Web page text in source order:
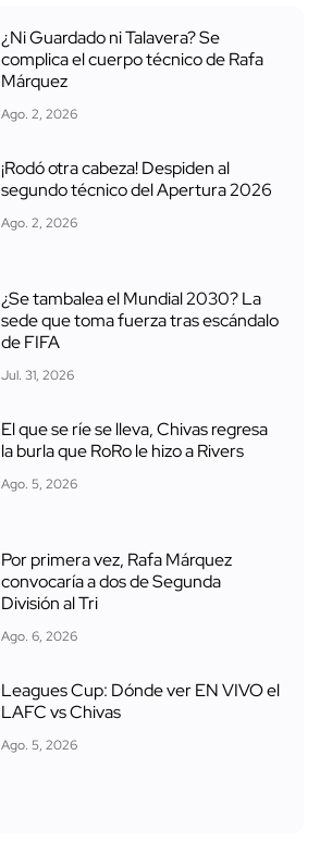
¿Ni Guardado ni Talavera? Se
complica el cuerpo técnico de Rafa
Márquez
Ago. 2, 2026
¡Rodó otra cabeza! Despiden al
segundo técnico del Apertura 2026
Ago. 2, 2026
¿Se tambalea el Mundial 2030? La
sede que toma fuerza tras escándalo
de FIFA
Jul. 31, 2026
El que se ríe se lleva, Chivas regresa
la burla que RoRo le hizo a Rivers
Ago. 5, 2026
Por primera vez, Rafa Márquez
convocaría a dos de Segunda
División al Tri
Ago. 6, 2026
Leagues Cup: Dónde ver EN VIVO el
LAFC vs Chivas
Ago. 5, 2026